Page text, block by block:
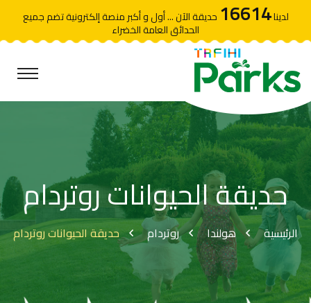
لدينا16614 حديقة الآن ... أول و أكبر منصة إلكترونية تضم جميع
الحدائق العامة الخضراء
حديقة الحيوانات روتردام
الرئيسية هولندا روتردام حديقة الحيوانات روتردام